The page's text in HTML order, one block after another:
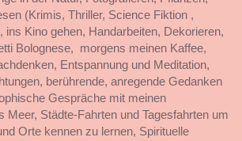
(Krimis, Thriller, Science Fiktion ,
ins Kino gehen, Handarbeiten, Dekorieren,
Bolognese, morgens meinen Kaffee,
Entspannung und Meditation,
berührende, anregende Gedanken
Gespräche mit meinen
Meer, Städte-Fahrten und Tagesfahrten um
Orte kennen zu lernen, Spirituelle